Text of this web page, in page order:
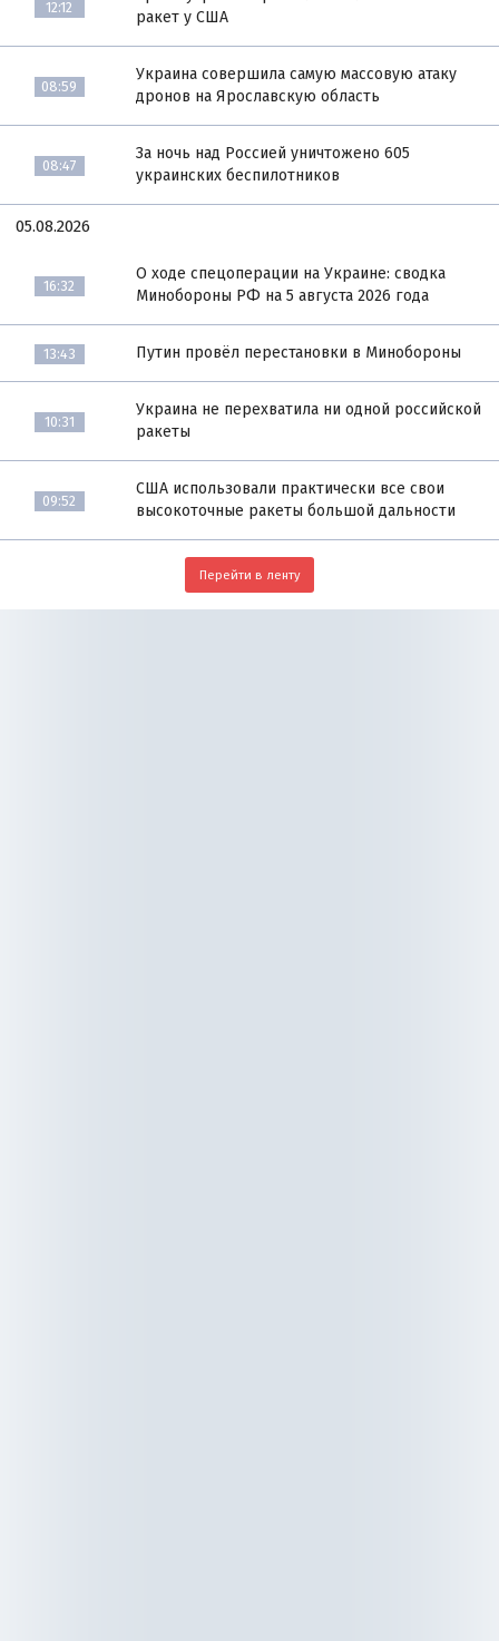
12:12
ракет у США
08:59
Украина совершила самую массовую атаку
дронов на Ярославскую область
08:47
За ночь над Россией уничтожено 605
украинских беспилотников
05.08.2026
16:32
О ходе спецоперации на Украине: сводка
Минобороны РФ на 5 августа 2026 года
13:43 Путин провёл перестановки в Минобороны
10:31
Украина не перехватила ни одной российской
ракеты
09:52
США использовали практически все свои
высокоточные ракеты большой дальности
Перейти в ленту